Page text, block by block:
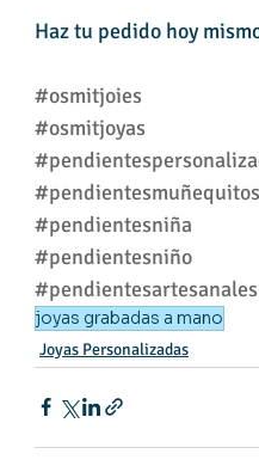
Haz tu pedido hoy
#osmitjoies
#osmitjoyas
#pendientesmuñequitos
#pendientesniña
#pendientesniño
#pendientesartesanales
joyas grabadas a mano
Joyas Personalizadas